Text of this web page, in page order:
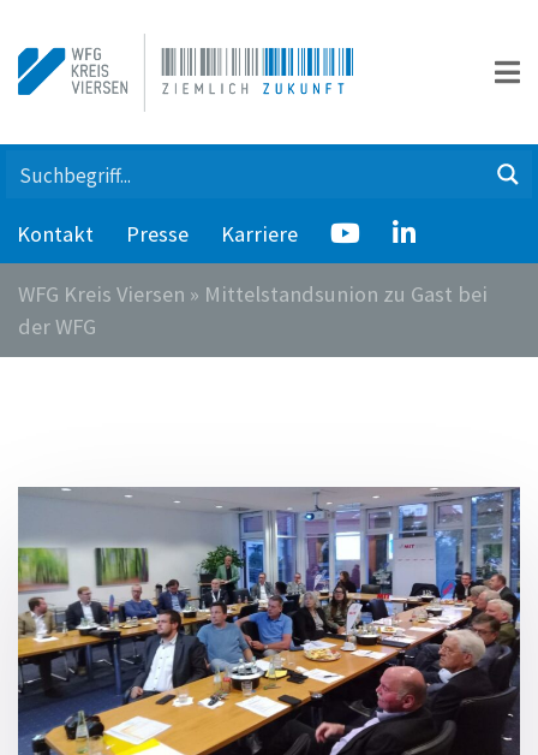
Kontakt Presse Karriere
WFG Kreis Viersen » Mittelstandsunion zu Gast bei
der WFG